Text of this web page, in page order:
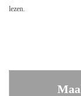
lezen.